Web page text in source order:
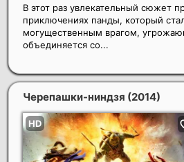
В этот раз увлекательный сюжет
приключениях панды, который
могущественным врагом,
объединяется со...
Черепашки-ниндзя (2014)